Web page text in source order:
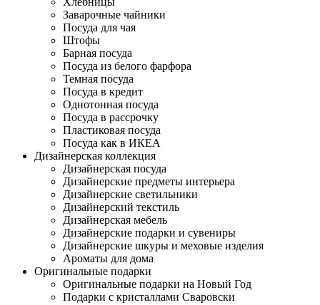
Заварочные чайники
Посуда для чая
Штофы
Барная посуда
Посуда из белого фарфора
Темная посуда
Посуда в кредит
Однотонная посуда
Посуда в рассрочку
Пластиковая посуда
Посуда как в ИКЕА
Дизайнерская коллекция
Дизайнерская посуда
Дизайнерские предметы интерьера
Дизайнерские светильники
Дизайнерский текстиль
Дизайнерская мебель
Дизайнерские подарки и сувениры
Дизайнерские шкуры и меховые изделия
Ароматы для дома
Оригинальные подарки
Оригинальные подарки на Новый Год
Подарки с кристаллами Сваровски